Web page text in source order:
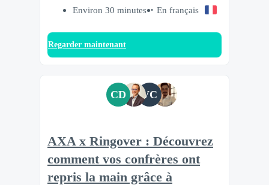
Environ 30 minutes En français
Regarder maintenant
CD VC
AXA x Ringover : Découvrez
comment vos confrères ont
repris la main grâce à